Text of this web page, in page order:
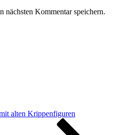
nächsten Kommentar speichern.
alten Krippenfiguren